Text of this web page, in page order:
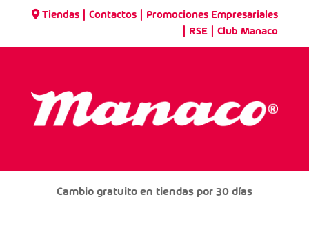
Tiendas |Contactos Promociones Empresariales
RSE |Club Manaco
Cambio gratuito en tiendas por 30 días